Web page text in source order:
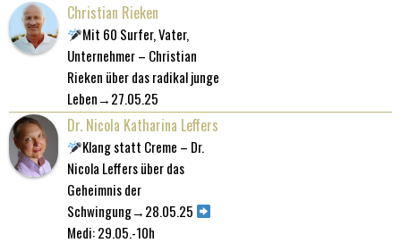
Christian Rieken
Mit 60 Surfer, Vater,
Unternehmer – Christian
Rieken über das radikal junge
Leben→27.05.25
Dr. Nicola Katharina Leffers
Klang statt Creme – Dr.
Nicola Leffers über das
Geheimnis der
Schwingung→28.05.25
Medi: 29.05.-10h